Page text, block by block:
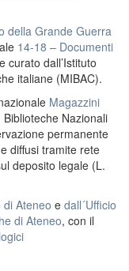
della Grande Guerra
14-18 – Documenti
curato dall’Istituto
italiane (MIBAC).
Magazzini
Nazionali
permanente
diffusi tramite rete
deposito legale (L.
Ateneo e dall´Ufficio
di Ateneo, con il